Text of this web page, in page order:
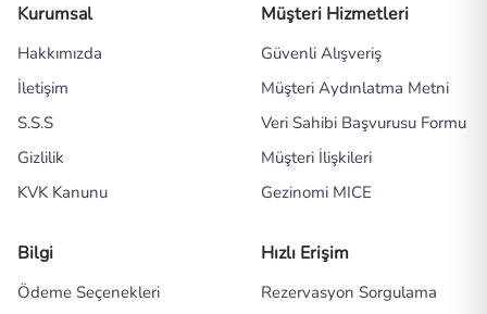
Kurumsal
Hakkımızda
İletişim
S.S.S
Gizlilik
KVK Kanunu
Müşteri Hizmetleri
Güvenli Alışveriş
Müşteri Aydınlatma Metni
Veri Sahibi Başvurusu Formu
Müşteri İlişkileri
Gezinomi MICE
Bilgi
Ödeme Seçenekleri
Hızlı Erişim
Rezervasyon Sorgulama